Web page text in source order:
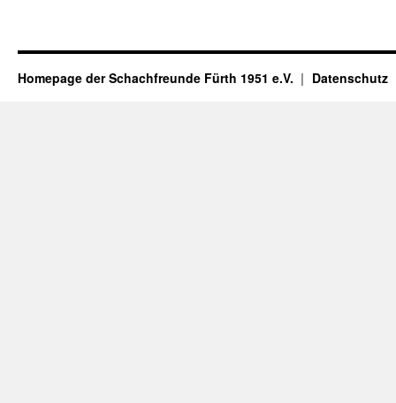
Homepage der Schachfreunde Fürth 1951 e.V. Datenschutz